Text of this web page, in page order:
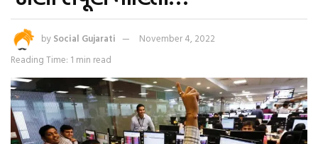
by Social Gujarati
November 4, 2022
Reading Time: 1 min read